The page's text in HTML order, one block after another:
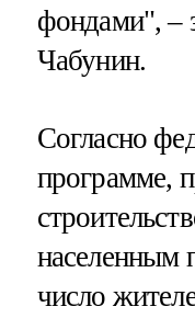
фондами", –
Чабунин.
Согласно
программе,
населенным
число